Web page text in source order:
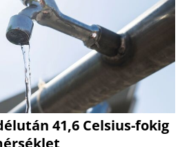
41,6 Celsius-fokig